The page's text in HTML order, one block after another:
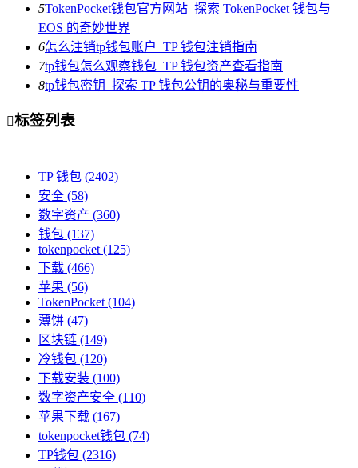
5TokenPocket钱包官方网站_探索 TokenPocket 钱包与
EOS 的奇妙世界
6怎么注销tp钱包账户_TP 钱包注销指南
7tp钱包怎么观察钱包_TP 钱包资产查看指南
8tp钱包密钥_探索 TP 钱包公钥的奥秘与重要性
标签列表
TP 钱包 (2402)
安全 (58)
数字资产 (360)
钱包 (137)
tokenpocket (125)
下载 (466)
苹果 (56)
TokenPocket (104)
薄饼 (47)
区块链 (149)
冷钱包 (120)
下载安装 (100)
数字资产安全 (110)
苹果下载 (167)
tokenpocket钱包 (74)
TP钱包 (2316)